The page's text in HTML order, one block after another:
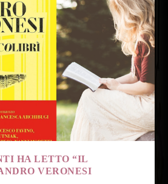
HA LETTO “IL
VERONESI